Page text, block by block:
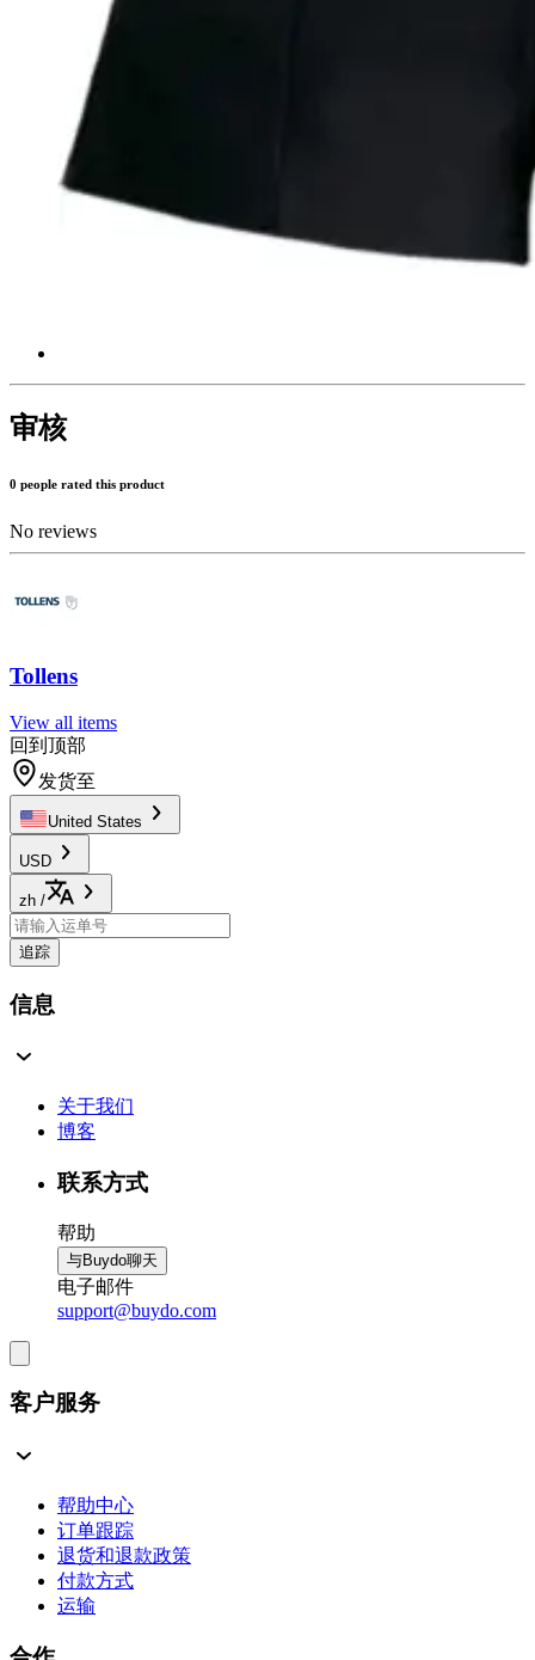
审核
0 people rated this product
No reviews
Tollens
View all items
回到顶部
发货至
United States
USD
zh /
追踪
信息
关于我们
博客
联系方式
帮助
与Buydo聊天
电子邮件
support@buydo.com
客户服务
帮助中心
订单跟踪
退货和退款政策
付款方式
运输